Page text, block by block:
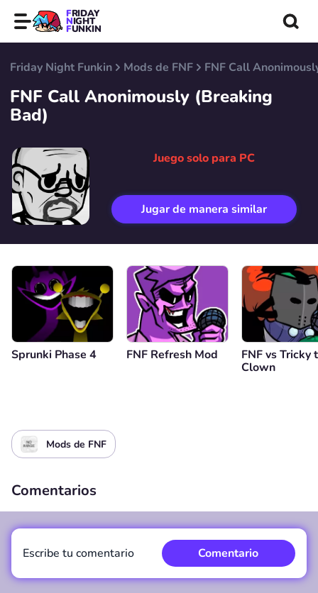
FRIDAY
NIGHT
FUNKIN
Friday Night Funkin Mods de FNF FNF Call
FNF Call Anonimously (Breaking
Bad)
Juego solo para PC
Jugar de manera similar
Sprunki Phase 4 FNF Refresh Mod
FNF vs Tricky
Clown
Mods de FNF
Comentarios
Escribe tu comentario Comentario